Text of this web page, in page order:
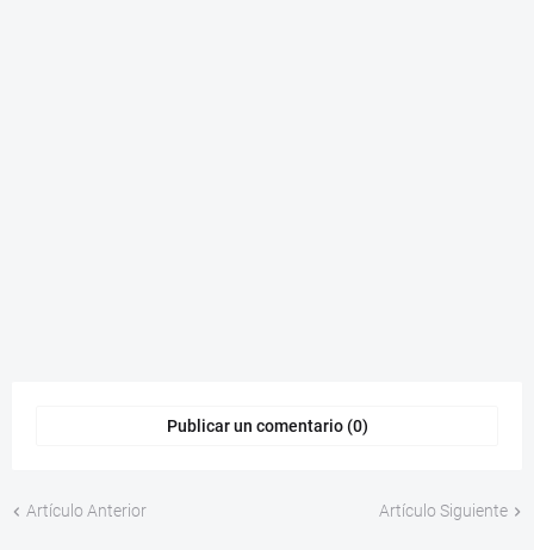
Publicar un comentario (0)
Artículo Anterior Artículo Siguiente